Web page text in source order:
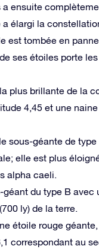
a ensuite
élargi la
est tombée en
ses étoiles porte
plus brillante de la
4,45 et une
sous-géante de
elle est plus
alpha caeli.
géant du type B
ly) de la terre.
étoile rouge
correspondant au